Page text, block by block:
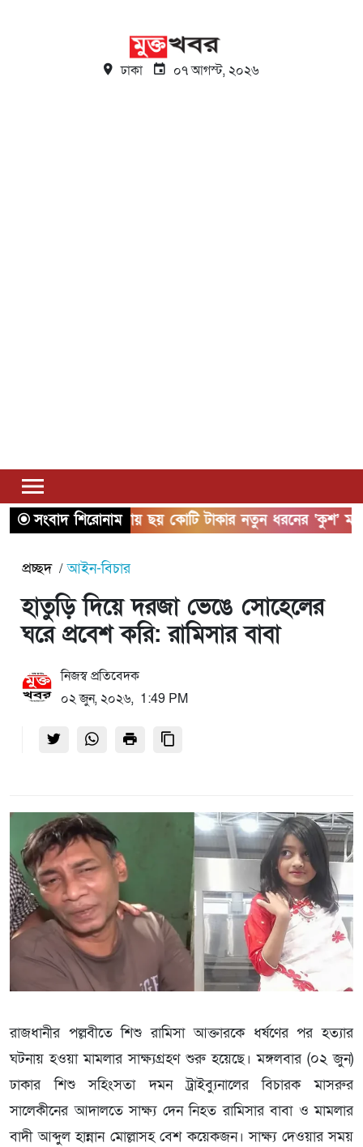
ঢাকা ০৭ আগস্ট, ২০২৬
সংবাদ শিরোনাম
সাতক্ষীরায় ছয় কোটি টাকার নতুন ধরনের ‘কুশ’ মাদকসহ
প্রচ্ছদ আইন-বিচার
হাতুড়ি দিয়ে দরজা ভেঙে সোহেলের
ঘরে প্রবেশ করি: রামিসার বাবা
নিজস্ব প্রতিবেদক
০২ জুন, ২০২৬, 1:49 PM
রাজধানীর পল্লবীতে শিশু রামিসা আক্তারকে ধর্ষণের পর হত্যার
ঘটনায় হওয়া মামলার সাক্ষ্যগ্রহণ শুরু হয়েছে। মঙ্গলবার (০২ জুন)
ঢাকার শিশু সহিংসতা দমন ট্রাইব্যুনালের বিচারক মাসরুর
সালেকীনের আদালতে সাক্ষ্য দেন নিহত রামিসার বাবা ও মামলার
বাদী আব্দুল হান্নান মোল্লাসহ বেশ কয়েকজন। সাক্ষ্য দেওয়ার সময়